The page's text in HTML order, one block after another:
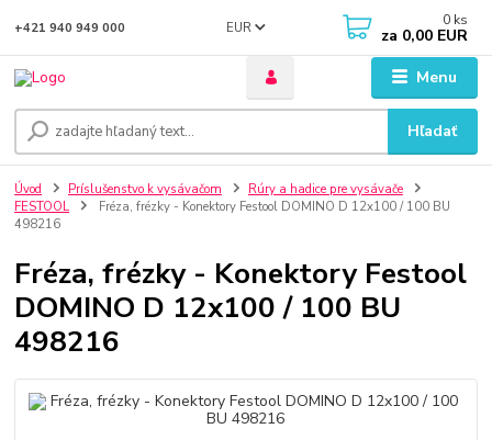
Menu
EUR
Hľadať
+421 940 949 000 0 ks
za 0,00 EUR
Úvod Príslušenstvo k vysávačom
Rúry a hadice pre vysávače
FESTOOL
Fréza, frézky - Konektory Festool DOMINO D 12x100 / 100 BU
498216
Fréza, frézky - Konektory Festool
DOMINO D 12x100 / 100 BU
498216